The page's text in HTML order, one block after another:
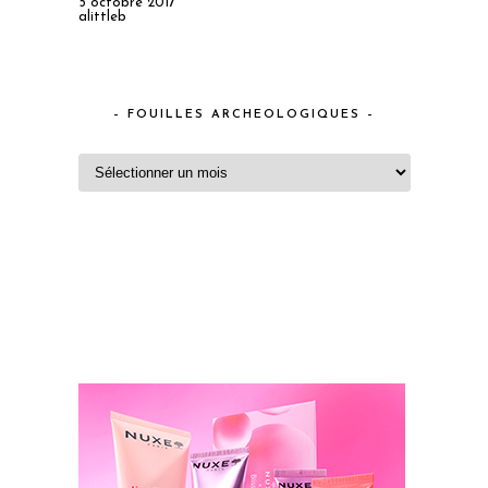
5 octobre 2017
alittleb
– FOUILLES ARCHEOLOGIQUES –